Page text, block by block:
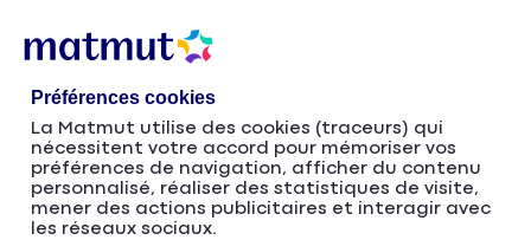
au
principal
navigation
Raison d’être
Préférences cookies
La Matmut utilise des cookies (traceurs) qui
nécessitent votre accord pour mémoriser vos
préférences de navigation, afficher du contenu
personnalisé, réaliser des statistiques de visite,
mener des actions publicitaires et interagir avec
les réseaux sociaux.